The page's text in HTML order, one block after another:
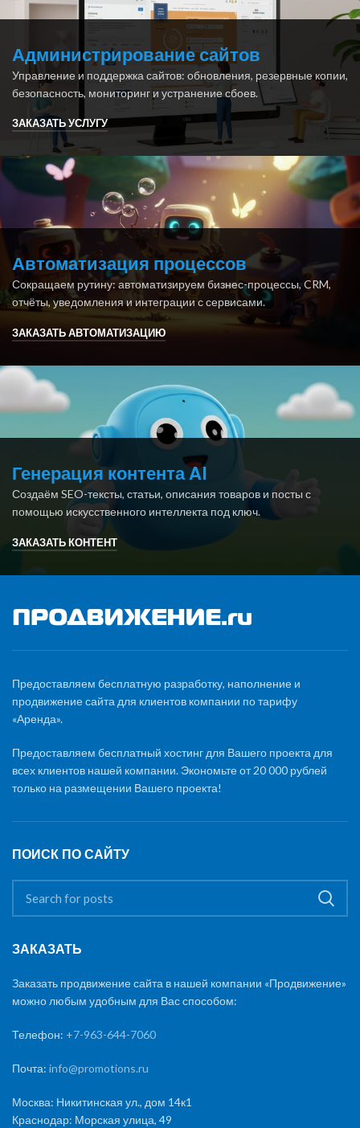
Администрирование сайтов
Управление и поддержка сайтов: обновления, резервные копии,
безопасность, мониторинг и устранение сбоев.
ЗАКАЗАТЬ УСЛУГУ
Автоматизация процессов
Сокращаем рутину: автоматизируем бизнес-процессы, CRM,
отчёты, уведомления и интеграции с сервисами.
ЗАКАЗАТЬ АВТОМАТИЗАЦИЮ
Генерация контента AI
Создаём SEO-тексты, статьи, описания товаров и посты с
помощью искусственного интеллекта под ключ.
ЗАКАЗАТЬ КОНТЕНТ
Предоставляем бесплатную разработку, наполнение и
продвижение сайта для клиентов компании по тарифу
«Аренда».
Предоставляем бесплатный хостинг для Вашего проекта для
всех клиентов нашей компании. Экономьте от 20 000 рублей
только на размещении Вашего проекта!
ПОИСК ПО САЙТУ
ЗАКАЗАТЬ
Заказать продвижение сайта в нашей компании «Продвижение»
можно любым удобным для Вас способом:
Телефон: +7-963-644-7060
Почта: info@promotions.ru
Москва: Никитинская ул., дом 14к1
Краснодар: Морская улица, 49